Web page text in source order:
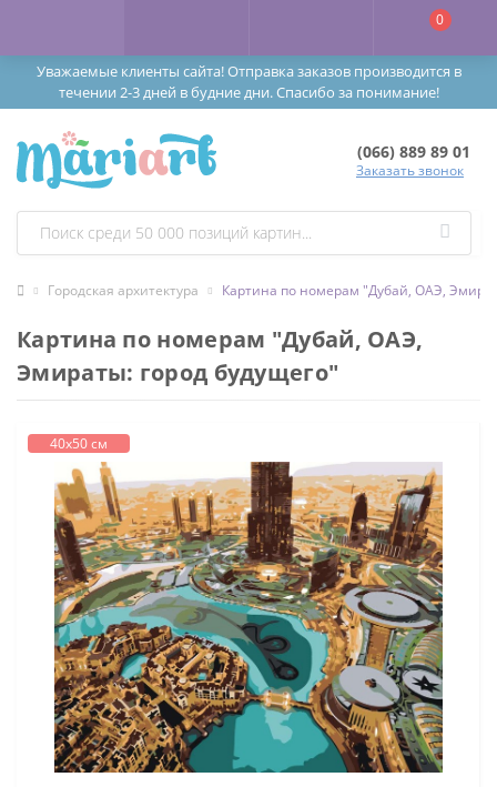
Уважаемые клиенты сайта! Отправка заказов производится в
течении 2-3 дней в будние дни. Спасибо за понимание!
0
(066) 889 89 01
Заказать звонок
Городская архитектура Картина по номерам "Дубай, ОАЭ,
Картина по номерам "Дубай, ОАЭ,
Эмираты: город будущего"
40х50 см